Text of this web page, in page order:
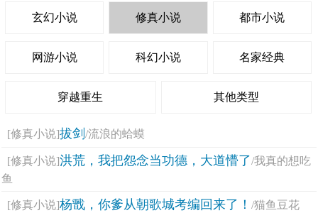
玄幻小说 修真小说 都市小说
网游小说 科幻小说 名家经典
穿越重生 其他类型
[修真小说]拔剑/流浪的蛤蟆
[修真小说]洪荒，我把怨念当功德，大道懵了/我真的想吃
鱼
[修真小说]杨戬，你爹从朝歌城考编回来了！/猫鱼豆花